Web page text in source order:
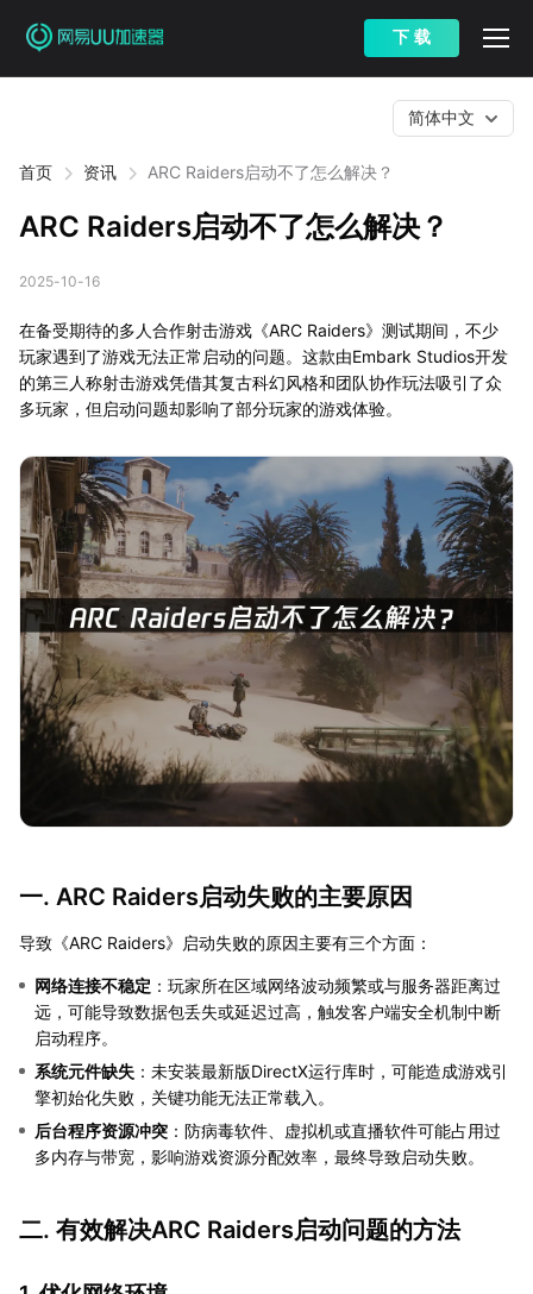
下 载
首页 资讯 ARC Raiders启动不了怎么解决？
简体中文
ARC Raiders启动不了怎么解决？
2025-10-16
在备受期待的多人合作射击游戏《ARC Raiders》测试期间，不少
玩家遇到了游戏无法正常启动的问题。这款由Embark Studios开发
的第三人称射击游戏凭借其复古科幻风格和团队协作玩法吸引了众
多玩家，但启动问题却影响了部分玩家的游戏体验。
一. ARC Raiders启动失败的主要原因
导致《ARC Raiders》启动失败的原因主要有三个方面：
网络连接不稳定 ：玩家所在区域网络波动频繁或与服务器距离过
远，可能导致数据包丢失或延迟过高，触发客户端安全机制中断
启动程序。
系统元件缺失 ：未安装最新版DirectX运行库时，可能造成游戏引
擎初始化失败，关键功能无法正常载入。
后台程序资源冲突 ：防病毒软件、虚拟机或直播软件可能占用过
多内存与带宽，影响游戏资源分配效率，最终导致启动失败。
二. 有效解决ARC Raiders启动问题的方法